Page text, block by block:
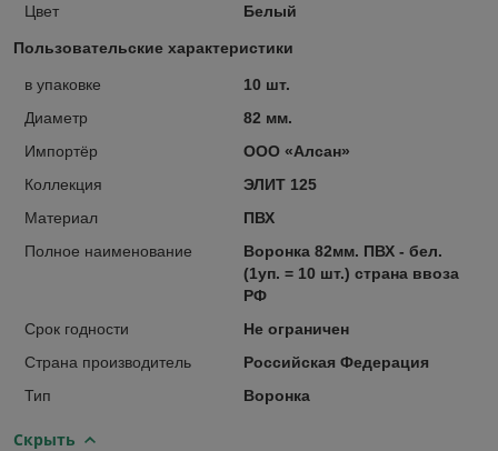
Цвет Белый
Пользовательские характеристики
в упаковке
10 шт.
Диаметр
82 мм.
Импортёр
ООО «Алсан»
Коллекция
ЭЛИТ 125
Материал
ПВХ
Полное наименование
Воронка 82мм. ПВХ - бел.
(1уп. = 10 шт.) страна ввоза
РФ
Срок годности
Не ограничен
Страна производитель
Российская Федерация
Тип
Воронка
Скрыть